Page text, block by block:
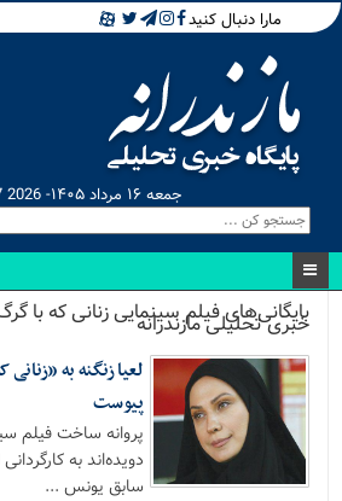
مارا دنبال کنید
جمعه ۱۶ مرداد ۱۴۰۵- Aug 7 2026
بایگانی‌های فیلم سینمایی زنانی که با
خبری تحلیلی مازندرانه
لعیا زنگنه به
پیوست
پروانه ساخت فیلم
دویده‌اند به
سابق یونس ...